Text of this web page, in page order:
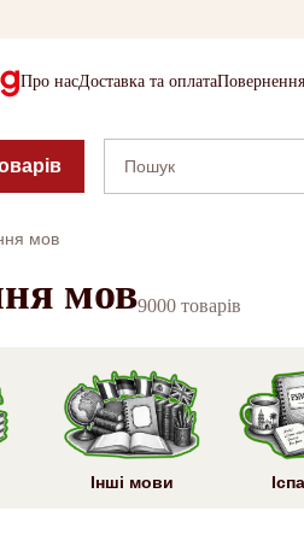
Про насДоставка та оплата
мов
мов9000 товарів
Інші мови